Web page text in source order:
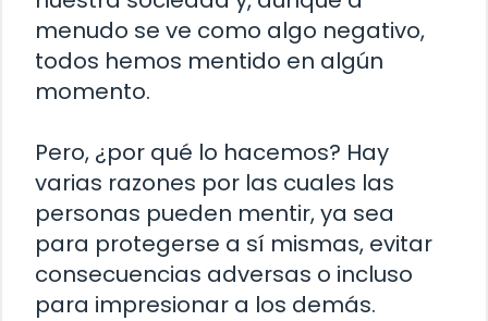
menudo se ve como algo negativo,
todos hemos mentido en algún
momento.
Pero, ¿por qué lo hacemos? Hay
varias razones por las cuales las
personas pueden mentir, ya sea
para protegerse a sí mismas, evitar
consecuencias adversas o incluso
para impresionar a los demás.